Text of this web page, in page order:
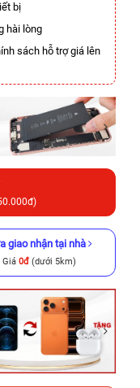
bị
hài lòng
sách hỗ trợ giá lên
giao nhận tại nhà
Giá 0đ (dưới 5km)